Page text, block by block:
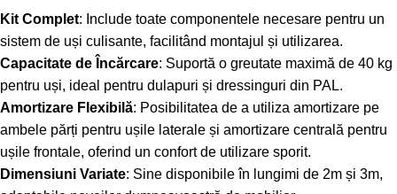
Kit Complet: Include toate componentele necesare pentru un
sistem de uși culisante, facilitând montajul și utilizarea.
Capacitate de Încărcare: Suportă o greutate maximă de 40 kg
pentru uși, ideal pentru dulapuri și dressinguri din PAL.
Amortizare Flexibilă: Posibilitatea de a utiliza amortizare pe
ambele părți pentru ușile laterale și amortizare centrală pentru
ușile frontale, oferind un confort de utilizare sporit.
Dimensiuni Variate: Sine disponibile în lungimi de 2m și 3m,